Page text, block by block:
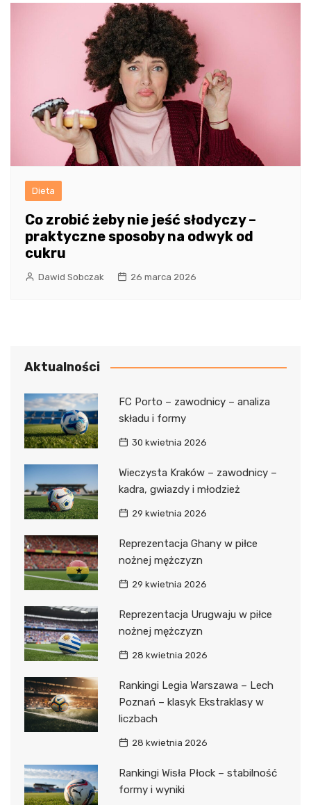
Dieta
Co zrobić żeby nie jeść słodyczy –
praktyczne sposoby na odwyk od
cukru
Dawid Sobczak 26 marca 2026
Aktualności
FC Porto – zawodnicy – analiza
składu i formy
30 kwietnia 2026
Wieczysta Kraków – zawodnicy –
kadra, gwiazdy i młodzież
29 kwietnia 2026
Reprezentacja Ghany w piłce
nożnej mężczyzn
29 kwietnia 2026
Reprezentacja Urugwaju w piłce
nożnej mężczyzn
28 kwietnia 2026
Rankingi Legia Warszawa – Lech
Poznań – klasyk Ekstraklasy w
liczbach
28 kwietnia 2026
Rankingi Wisła Płock – stabilność
formy i wyniki